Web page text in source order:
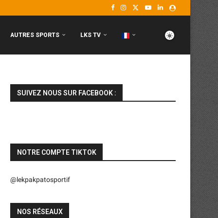
AUTRES SPORTS LKS TV
SUIVEZ NOUS SUR FACEBOOK :
NOTRE COMPTE TIKTOK
@lekpakpatosportif
NOS RÉSEAUX